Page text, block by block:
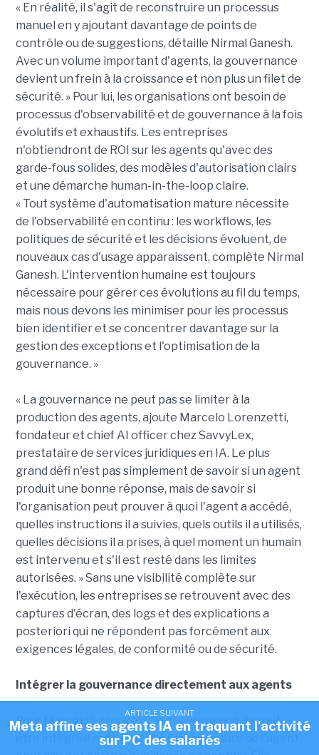
« En réalité, il s'agit de reconstruire un processus
manuel en y ajoutant davantage de points de
contrôle ou de suggestions, détaille Nirmal Ganesh.
Avec un volume important d'agents, la gouvernance
devient un frein à la croissance et non plus un filet de
sécurité. » Pour lui, les organisations ont besoin de
processus d'observabilité et de gouvernance à la fois
évolutifs et exhaustifs. Les entreprises
n'obtiendront de ROI sur les agents qu'avec des
garde-fous solides, des modèles d'autorisation clairs
et une démarche human-in-the-loop claire.
« Tout système d'automatisation mature nécessite
de l'observabilité en continu : les workflows, les
politiques de sécurité et les décisions évoluent, de
nouveaux cas d'usage apparaissent, complète Nirmal
Ganesh. L'intervention humaine est toujours
nécessaire pour gérer ces évolutions au fil du temps,
mais nous devons les minimiser pour les processus
bien identifier et se concentrer davantage sur la
gestion des exceptions et l'optimisation de la
gouvernance. »
« La gouvernance ne peut pas se limiter à la
production des agents, ajoute Marcelo Lorenzetti,
fondateur et chief AI officer chez SavvyLex,
prestataire de services juridiques en IA. Le plus
grand défi n'est pas simplement de savoir si un agent
produit une bonne réponse, mais de savoir si
l'organisation peut prouver à quoi l'agent a accédé,
quelles instructions il a suivies, quels outils il a utilisés,
quelles décisions il a prises, à quel moment un humain
est intervenu et s'il est resté dans les limites
autorisées. » Sans une visibilité complète sur
l'exécution, les entreprises se retrouvent avec des
captures d'écran, des logs et des explications a
posteriori qui ne répondent pas forcément aux
exigences légales, de conformité ou de sécurité.
Intégrer la gouvernance directement aux agents
Pour Marcelo Lorenzetti, la gouvernance devrait
être intégrée nativement à l'architecture de l'agent
ARTICLE SUIVANT
Meta affine ses agents IA en traquant l'activité
sur PC des salariés